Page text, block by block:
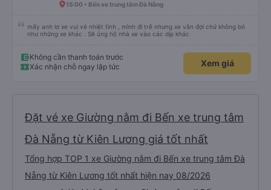
15:00 • Bến xe trung tâm Đà Nẵng
mấy anh lơ xe vui vẻ nhiệt tình , mình đi trễ nhưng xe vẫn đợi chứ không bỏ
như những xe khác . Sẽ ủng hộ nhà xe vào các dịp khác
Không cần thanh toán trước
Xác nhận chỗ ngay lập tức
Xem giá
Đặt vé xe Giường nằm đi Bến xe trung tâm
Đà Nẵng từ Kiên Lương giá tốt nhất
Tổng hợp TOP 1 xe Giường nằm đi Bến xe trung tâm Đà
Nẵng từ Kiên Lương tốt nhất hiện nay 08/2026